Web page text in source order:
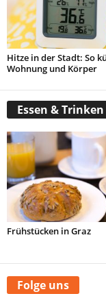
Hitze in der Stadt: So
Wohnung und Körper
Essen &
Frühstücken in Graz
Folge uns